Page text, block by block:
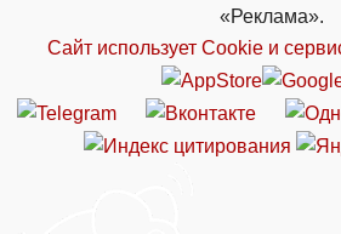
«Реклама».
Сайт использует Cookie и